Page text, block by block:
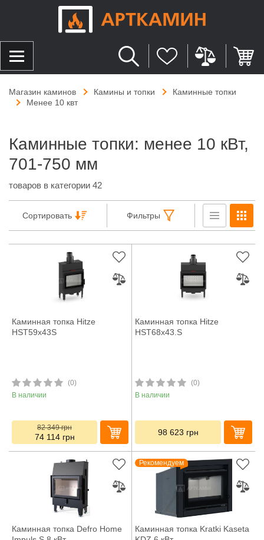
Магазин каминов Камины и топки
Каминные топки
Менее 10 квт
Каминные топки: менее 10 кВт,
701-750 мм
товаров в категории 42
Сортировать Фильтры
Каминная топка Hitze
HST59x43S
(0)
В наличии
82 349грн
74 114 грн
Каминная топка Hitze
HST68x43.S
(0)
В наличии
98 623 грн
Каминная топка Defro Home
Рекомендуем
Каминная топка Kratki Kaseta